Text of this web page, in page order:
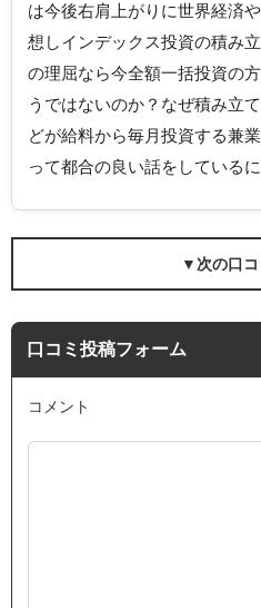
は今後右肩上がりに世界経済
想しインデックス投資の積み
の理屈なら今全額一括投資の
うではないのか？なぜ積み立
どが給料から毎月投資する兼
って都合の良い話をしているに
▼次の口
口コミ投稿フォーム
コメント